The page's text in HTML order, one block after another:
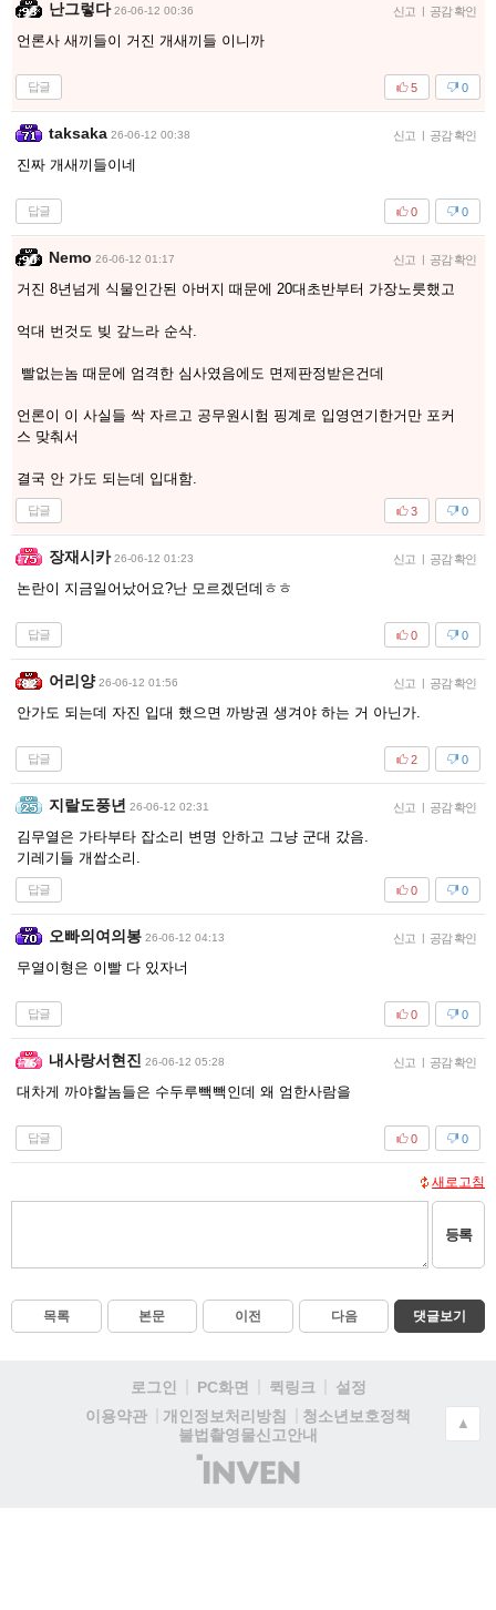
난그렇다 26-06-12 00:36 신고 | 공감 확인
언론사 새끼들이 거진 개새끼들 이니까
답글 0
5
taksaka 26-06-12 00:38 신고 | 공감 확인
진짜 개새끼들이네
답글 0
0
Nemo 26-06-12 01:17 신고 | 공감 확인
거진 8년넘게 식물인간된 아버지 때문에 20대초반부터 가장노릇했고
억대 번것도 빚 갚느라 순삭.
빨없는놈 때문에 엄격한 심사였음에도 면제판정받은건데
언론이 이 사실들 싹 자르고 공무원시험 핑계로 입영연기한거만 포커
스 맞춰서
결국 안 가도 되는데 입대함.
답글 0
3
장재시카 26-06-12 01:23 신고 | 공감 확인
논란이 지금일어났어요?난 모르겠던데ㅎㅎ
답글 0
0
어리양 26-06-12 01:56 신고 | 공감 확인
안가도 되는데 자진 입대 했으면 까방권 생겨야 하는 거 아닌가.
답글 0
2
지랄도풍년 26-06-12 02:31 신고 | 공감 확인
김무열은 가타부타 잡소리 변명 안하고 그냥 군대 갔음.
기레기들 개쌉소리.
답글 0
0
오빠의여의봉 26-06-12 04:13 신고 | 공감 확인
무열이형은 이빨 다 있자너
답글 0
0
내사랑서현진 26-06-12 05:28 신고 | 공감 확인
대차게 까야할놈들은 수두루빽빽인데 왜 엄한사람을
답글 0
0
새로고침
등록
목록 본문 이전 다음 댓글보기
로그인 PC화면 퀵링크
설정
이용약관
개인정보처리방침
청소년보호정책
불법촬영물신고안내
(주)
인
▲